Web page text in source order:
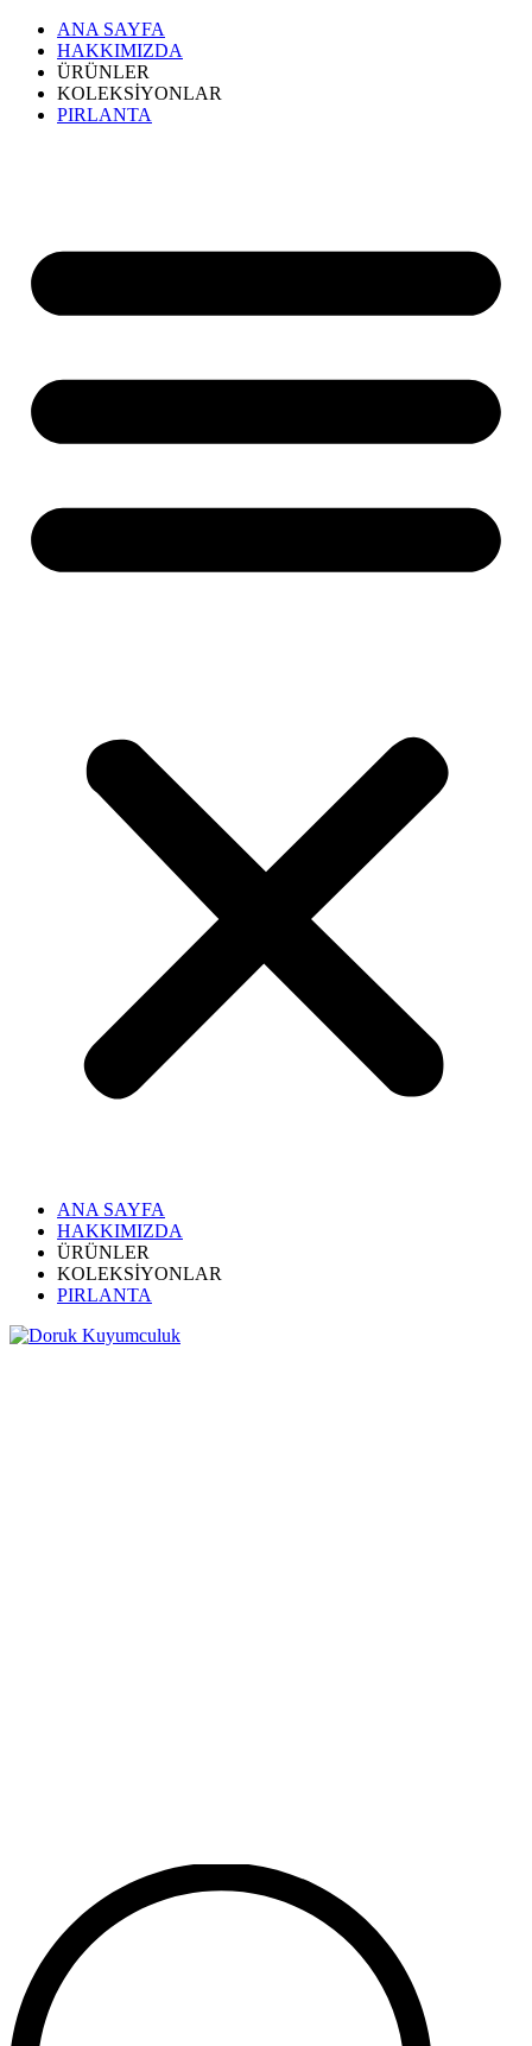
ANA SAYFA
HAKKIMIZDA
ÜRÜNLER
KOLEKSİYONLAR
PIRLANTA
ANA SAYFA
HAKKIMIZDA
ÜRÜNLER
KOLEKSİYONLAR
PIRLANTA